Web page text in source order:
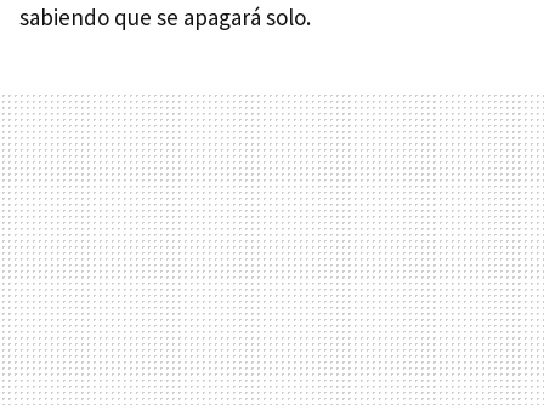
sabiendo que se apagará solo.